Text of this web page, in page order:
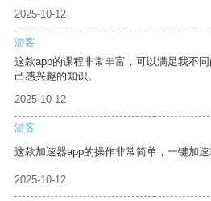
2025-10-12
游客
这款app的课程非常丰富，可以满足我不
己感兴趣的知识。
2025-10-12
游客
这款加速器app的操作非常简单，一键加速
2025-10-12